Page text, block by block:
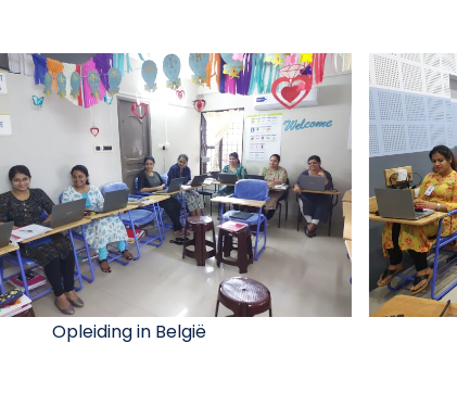
Opleiding in België